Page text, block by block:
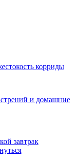
корриды
и домашние
завтрак